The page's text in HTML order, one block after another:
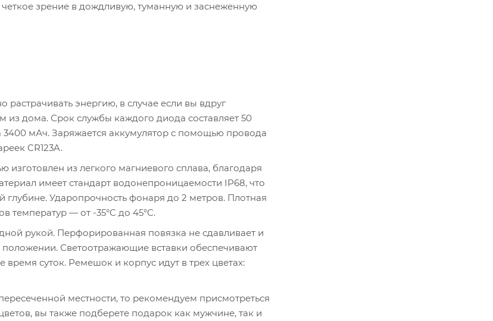
четкое зрение в дождливую, туманную и заснеженную
энергию, в случае если вы вдруг
из дома. Срок службы каждого диода составляет 50
3400 мАч. Заряжается аккумулятор с помощью провода
CR123A.
изготовлен из легкого магниевого сплава, благодаря
имеет стандарт водонепроницаемости IP68, что
глубине. Ударопрочность фонаря до 2 метров. Плотная
температур — от -35°C до 45°C.
рукой. Перфорированная повязка не сдавливает и
Светоотражающие вставки обеспечивают
суток. Ремешок и корпус идут в трех цветах:
местности, то рекомендуем присмотреться
вы также подберете подарок как мужчине, так и